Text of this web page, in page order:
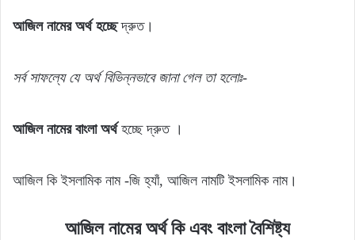
আজিল নামের অর্থ হচ্ছেদ্রুত।
সর্ব সাফল্যে যে অর্থ বিভিন্নভাবে জানা গেল তা হলোঃ-
আজিল নামের বাংলা অর্থহচ্ছে দ্রুত ।
আজিল কি ইসলামিক নাম -জি হ্যাঁ, আজিল নামটি ইসলামিক নাম।
আজিল নামের অর্থ কি এবং বাংলা বৈশিষ্ট্য